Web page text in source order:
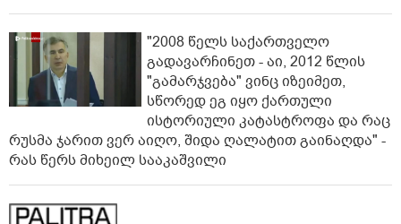
"2008 წელს საქართველო
გადავარჩინეთ - აი, 2012 წლის
"გამარჯვება" ვინც იზეიმეთ,
სწორედ ეგ იყო ქართული
ისტორიული კატასტროფა და რაც
რუსმა ჯარით ვერ აიღო, შიდა ღალატით გაინაღდა" -
რას წერს მიხეილ სააკაშვილი